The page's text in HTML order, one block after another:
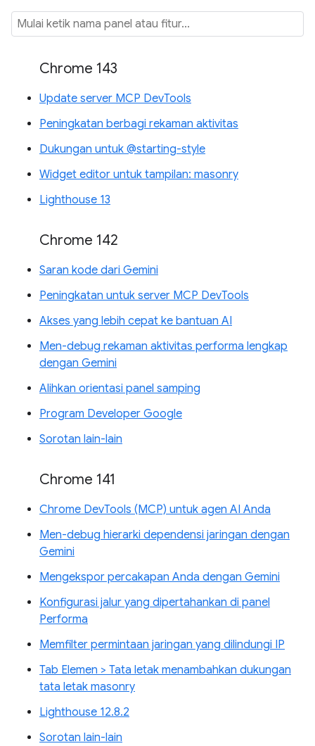
Chrome 143
Update server MCP DevTools
Peningkatan berbagi rekaman aktivitas
Dukungan untuk @starting-style
Widget editor untuk tampilan: masonry
Lighthouse 13
Chrome 142
Saran kode dari Gemini
Peningkatan untuk server MCP DevTools
Akses yang lebih cepat ke bantuan AI
Men-debug rekaman aktivitas performa lengkap
dengan Gemini
Alihkan orientasi panel samping
Program Developer Google
Sorotan lain-lain
Chrome 141
Chrome DevTools (MCP) untuk agen AI Anda
Men-debug hierarki dependensi jaringan dengan
Gemini
Mengekspor percakapan Anda dengan Gemini
Konfigurasi jalur yang dipertahankan di panel
Performa
Memfilter permintaan jaringan yang dilindungi IP
Tab Elemen > Tata letak menambahkan dukungan
tata letak masonry
Lighthouse 12.8.2
Sorotan lain-lain